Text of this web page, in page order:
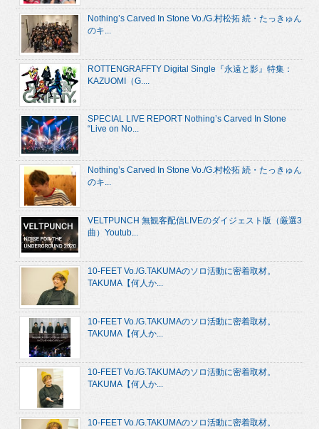
Nothing’s Carved In Stone Vo./G.村松拓 続・たっきゅん
のキ...
ROTTENGRAFFTY Digital Single『永遠と影』特集：
KAZUOMI（G....
SPECIAL LIVE REPORT Nothing’s Carved In Stone
“Live on No...
Nothing’s Carved In Stone Vo./G.村松拓 続・たっきゅん
のキ...
VELTPUNCH 無観客配信LIVEのダイジェスト版（厳選3
曲）Youtub...
10-FEET Vo./G.TAKUMAのソロ活動に密着取材。
TAKUMA【何人か...
10-FEET Vo./G.TAKUMAのソロ活動に密着取材。
TAKUMA【何人か...
10-FEET Vo./G.TAKUMAのソロ活動に密着取材。
TAKUMA【何人か...
10-FEET Vo./G.TAKUMAのソロ活動に密着取材。